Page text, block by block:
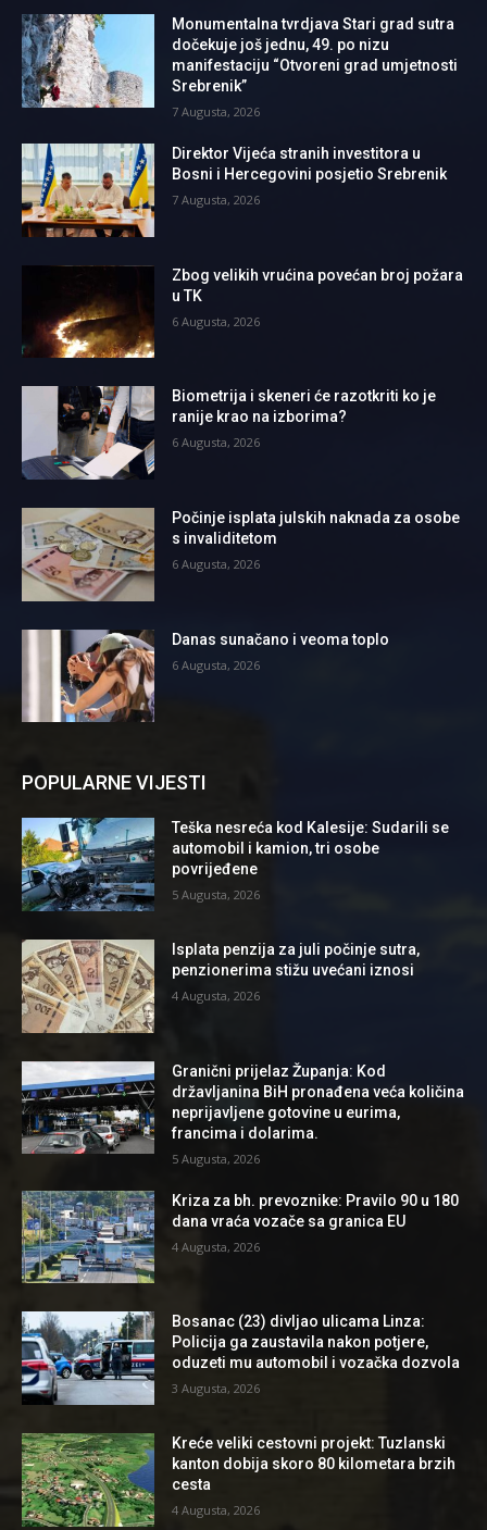
Monumentalna tvrdjava Stari grad sutra
dočekuje još jednu, 49. po nizu
manifestaciju “Otvoreni grad umjetnosti
Srebrenik”
7 Augusta, 2026
Direktor Vijeća stranih investitora u
Bosni i Hercegovini posjetio Srebrenik
7 Augusta, 2026
Zbog velikih vrućina povećan broj požara
u TK
6 Augusta, 2026
Biometrija i skeneri će razotkriti ko je
ranije krao na izborima?
6 Augusta, 2026
Počinje isplata julskih naknada za osobe
s invaliditetom
6 Augusta, 2026
Danas sunačano i veoma toplo
6 Augusta, 2026
POPULARNE VIJESTI
Teška nesreća kod Kalesije: Sudarili se
automobil i kamion, tri osobe
povrijeđene
5 Augusta, 2026
Isplata penzija za juli počinje sutra,
penzionerima stižu uvećani iznosi
4 Augusta, 2026
Granični prijelaz Županja: Kod
državljanina BiH pronađena veća količina
neprijavljene gotovine u eurima,
francima i dolarima.
5 Augusta, 2026
Kriza za bh. prevoznike: Pravilo 90 u 180
dana vraća vozače sa granica EU
4 Augusta, 2026
Bosanac (23) divljao ulicama Linza:
Policija ga zaustavila nakon potjere,
oduzeti mu automobil i vozačka dozvola
3 Augusta, 2026
Kreće veliki cestovni projekt: Tuzlanski
kanton dobija skoro 80 kilometara brzih
cesta
4 Augusta, 2026